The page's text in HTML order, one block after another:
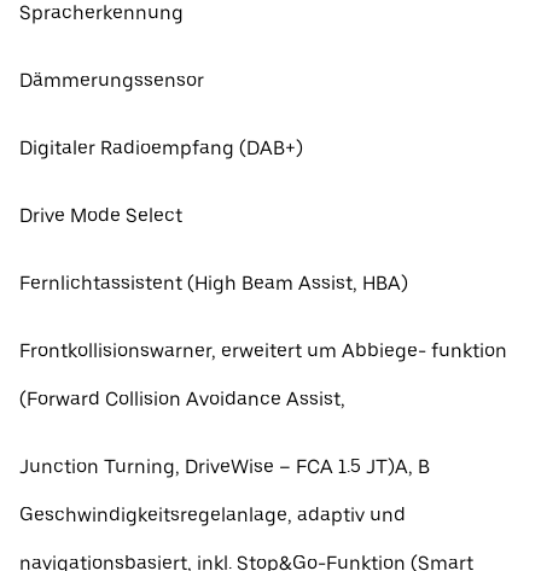
Spracherkennung
Dämmerungssensor
Digitaler Radioempfang (DAB+)
Drive Mode Select
Fernlichtassistent (High Beam Assist, HBA)
Frontkollisionswarner, erweitert um Abbiege- funktion
(Forward Collision Avoidance Assist,
Junction Turning, DriveWise – FCA 1.5 JT)A, B
Geschwindigkeitsregelanlage, adaptiv und
navigationsbasiert, inkl. Stop&Go-Funktion (Smart